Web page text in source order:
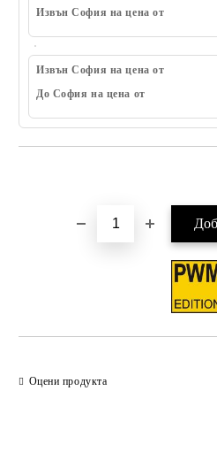
Извън София на цена от
Извън София на цена от
До София на цена от
Оцени продукта